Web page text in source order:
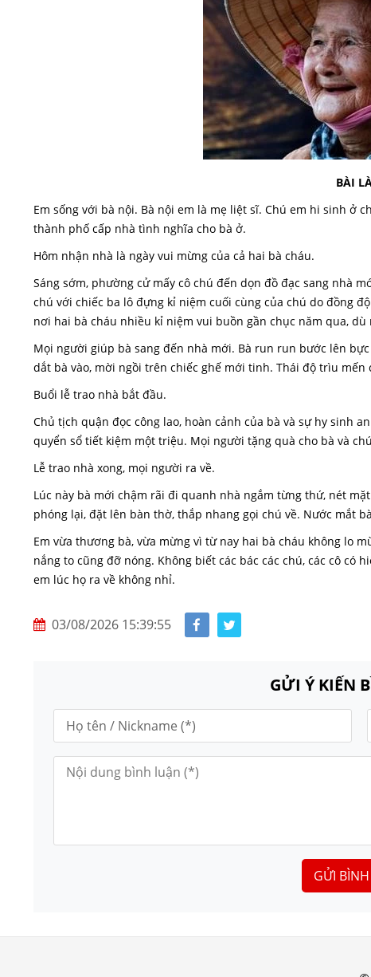
BÀI
Em sống với bà nội. Bà nội em là mẹ liệt sĩ. Chú em hi sinh ở
thành phố cấp nhà tình nghĩa cho bà ở.
Hôm nhận nhà là ngày vui mừng của cả hai bà cháu.
Sáng sớm, phường cử mấy cô chú đến dọn đồ đạc sang nhà
chú với chiếc ba lô đựng kỉ niệm cuối cùng của chú do đồng
nơi hai bà cháu nhiều kỉ niệm vui buồn gần chục năm qua,
Mọi người giúp bà sang đến nhà mới. Bà run run bước lên
dắt bà vào, mời ngồi trên chiếc ghế mới tinh. Thái độ trìu mến
Buổi lễ trao nhà bắt đầu.
Chủ tịch quận đọc công lao, hoàn cảnh của bà và sự hy sinh
quyển sổ tiết kiệm một triệu. Mọi người tặng quà cho bà và
Lễ trao nhà xong, mọi người ra về.
Lúc này bà mới chậm rãi đi quanh nhà ngắm từng thứ, nét
phóng lại, đặt lên bàn thờ, thắp nhang gọi chú về. Nước mắt
Em vừa thương bà, vừa mừng vì từ nay hai bà cháu không lo
nắng to cũng đỡ nóng. Không biết các bác các chú, các cô có
em lúc họ ra về không nhỉ.
03/08/2026 15:39:55
GỬI Ý KIẾN
GỬI